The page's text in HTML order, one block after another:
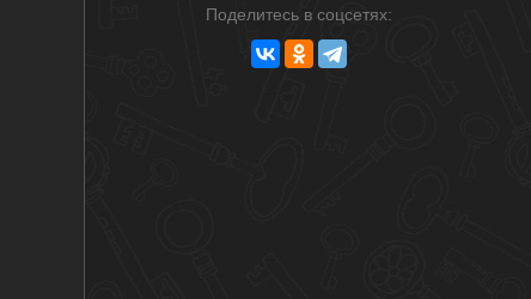
Поделитесь в соцсетях: